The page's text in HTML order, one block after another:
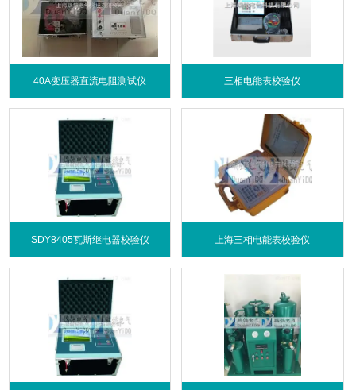
40A变压器直流电阻测试仪 三相电能表校验仪
SDY8405瓦斯继电器校验仪 上海三相电能表校验仪